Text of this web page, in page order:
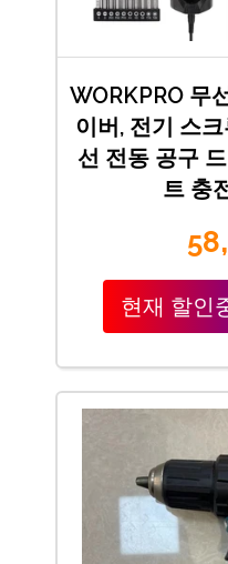
WORKPRO 무
이버, 전기 스
선 전동 공구
트 충
현재 할인